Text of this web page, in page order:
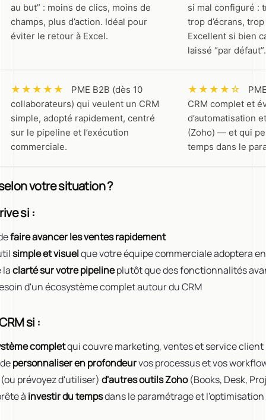
au but” : moins de clics, moins de
champs, plus d’action. Idéal pour
éviter le retour à Excel.
si mal configuré :
trop d’écrans, trop
Excellent si bien
laissé “par défaut”.
★★★★★
PME B2B (dès 10
collaborateurs) qui veulent un CRM
simple, adopté rapidement, centré
sur le pipeline et l’exécution
commerciale.
★★★★☆
CRM complet et
d’automatisation
(Zoho) — et qui
temps dans le
votre situation ?
si :
faire avancer les ventes rapidement
simple et visuelque votre équipe commerciale adoptera
laclarté sur votre pipelineplutôt que des fonctionnalités
d'un écosystème complet autour du CRM
si :
completqui couvre marketing, ventes et service client
personnaliser en profondeurvos processus et vos
prévoyez d'utiliser) d'autres outils Zoho(Books, Desk,
à investir du tempsdans le paramétrage et l'optimisation